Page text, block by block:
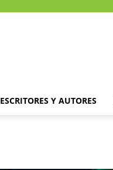
ESCRITORES Y AUTORES